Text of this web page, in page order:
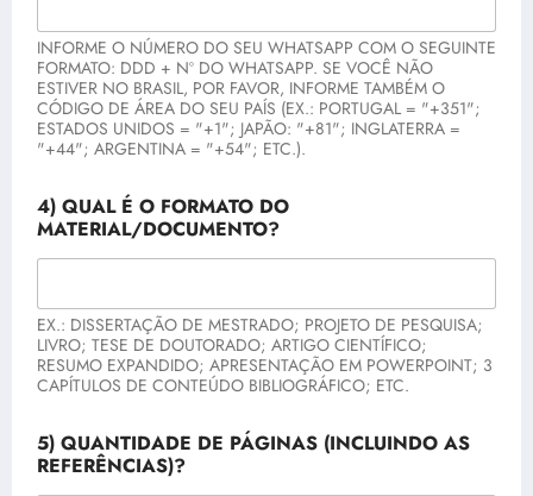
INFORME O NÚMERO DO SEU WHATSAPP COM O SEGUINTE
FORMATO: DDD + Nº DO WHATSAPP. SE VOCÊ NÃO
ESTIVER NO BRASIL, POR FAVOR, INFORME TAMBÉM O
CÓDIGO DE ÁREA DO SEU PAÍS (EX.: PORTUGAL = "+351";
ESTADOS UNIDOS = "+1"; JAPÃO: "+81"; INGLATERRA =
"+44"; ARGENTINA = "+54"; ETC.).
4) QUAL É O FORMATO DO
MATERIAL/DOCUMENTO?
EX.: DISSERTAÇÃO DE MESTRADO; PROJETO DE PESQUISA;
LIVRO; TESE DE DOUTORADO; ARTIGO CIENTÍFICO;
RESUMO EXPANDIDO; APRESENTAÇÃO EM POWERPOINT; 3
CAPÍTULOS DE CONTEÚDO BIBLIOGRÁFICO; ETC.
5) QUANTIDADE DE PÁGINAS (INCLUINDO AS
REFERÊNCIAS)?